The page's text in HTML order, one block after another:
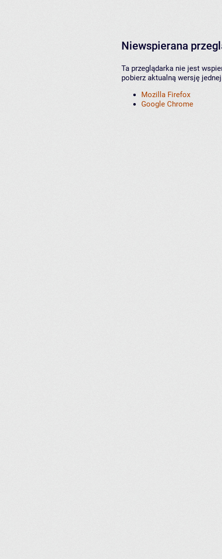
Niewspierana
Ta przeglądarka nie jest
pobierz aktualną wersję
Mozilla Firefox
Google Chrome